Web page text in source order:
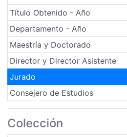
Título Obtenido - Año
Departamento - Año
Maestría y Doctorado
Director y Director Asistente
Jurado
Consejero de Estudios
Colección